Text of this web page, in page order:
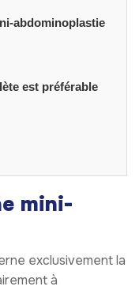
abdominoplastie
est préférable
mini-
exclusivement la
à